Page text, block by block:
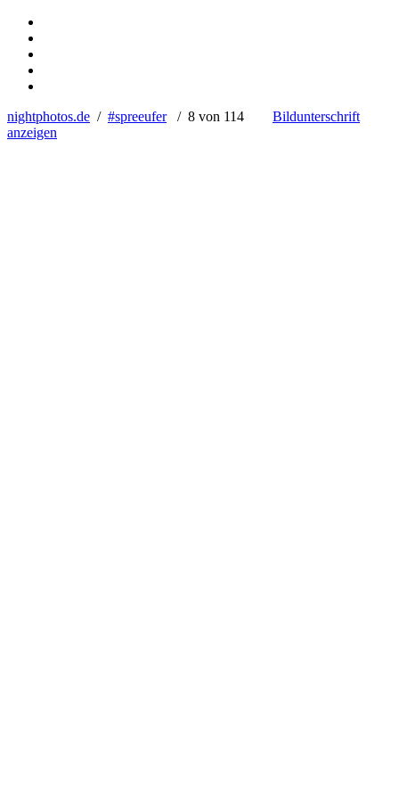
nightphotos.de / #spreeufer/ 8 von 114 Bildunterschrift
anzeigen